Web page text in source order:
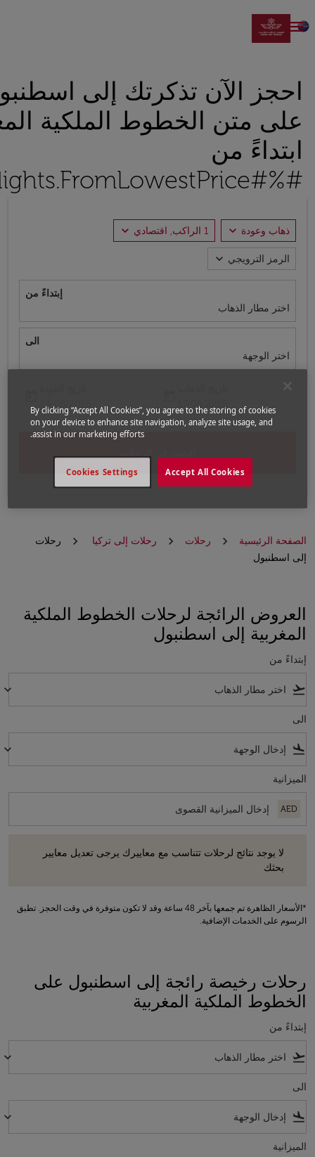

احجز الآن تذكرتك إلى
على متن الخطوط الملكية
ابتداءً من
#%#Flights.FromLowestPrice#%#
ذهاب وعودة expand_more 1 الراكب, اقتصادي expand_more
الرمز الترويجي expand_more
إبتداءً من
اختر مطار الذهاب
الى
اختر الوجهة
17/08/2026
24/08/2026
الصفحة الرئيسية رحلات رحلات إلى تركيا
رحلات
إلى اسطنبول
العروض الرائجة لرحلات الخطوط الملكية
المغربية إلى اسطنبول
إبتداءً من
flight_takeoff
keyboard_arrow_down
الى
flight_land
keyboard_arrow_down
الميزانية
AED
لا يوجد نتائج لرحلات تتناسب مع معاييرك يرجى تعديل معايير
بحثك
*الأسعار الظاهرة تم جمعها بآخر 48 ساعة وقد لا تكون متوفرة في وقت الحجز. تطبق
الرسوم على الخدمات الإضافية.
رحلات رخيصة رائجة إلى اسطنبول على
الخطوط الملكية المغربية
إبتداءً من
flight_takeoff
keyboard_arrow_down
الى
flight_land
keyboard_arrow_down
الميزانية
By clicking “Accept All Cookies”, you agree to the storing of cookies
on your device to enhance site navigation, analyze site usage, and
assist in our marketing efforts.
Accept All Cookies
Cookies Settings